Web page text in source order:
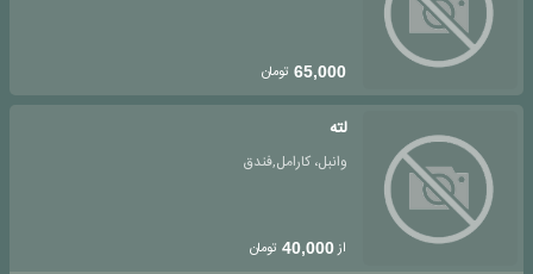
65,000 تومان
لته
وانبل، کارامل,فندق
از40,000 تومان